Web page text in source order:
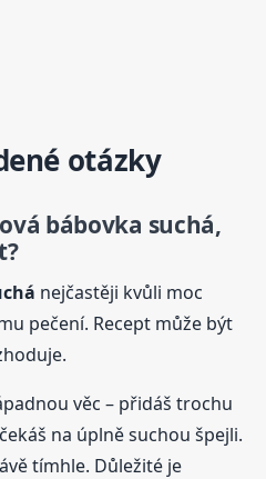
otázky
bábovka suchá,
nejčastěji kvůli moc
pečení. Recept může být
věc – přidáš trochu
na úplně suchou špejli.
tímhle. Důležité je